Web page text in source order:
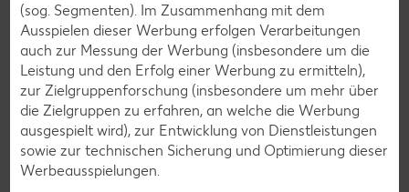
Eis-Rezepte
Pfannkuchen-Rezepte
Plätzchen-Rezepte
Smoothie-Rezepte
Bowle-Rezepte
(sog. Segmenten). Im Zusammenhang mit dem
Ausspielen dieser Werbung erfolgen Verarbeitungen
auch zur Messung der Werbung (insbesondere um die
Leistung und den Erfolg einer Werbung zu ermitteln),
zur Zielgruppenforschung (insbesondere um mehr über
die Zielgruppen zu erfahren, an welche die Werbung
ausgespielt wird), zur Entwicklung von Dienstleistungen
sowie zur technischen Sicherung und Optimierung dieser
Werbeausspielungen.